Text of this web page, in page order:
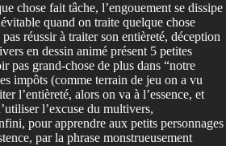
chose fait tâche, l’engouement se dissipe
quand on traite quelque chose
réussir à traiter son entièreté, déception
en dessin animé présent 5 petites
pas grand-chose de plus dans “notre
impôts (comme terrain de jeu on a vu
l’entièreté, alors on va à l’essence, et
l’excuse du multivers,
pour apprendre aux petits personnages
par la phrase monstrueusement